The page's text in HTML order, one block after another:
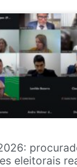
eleitorais